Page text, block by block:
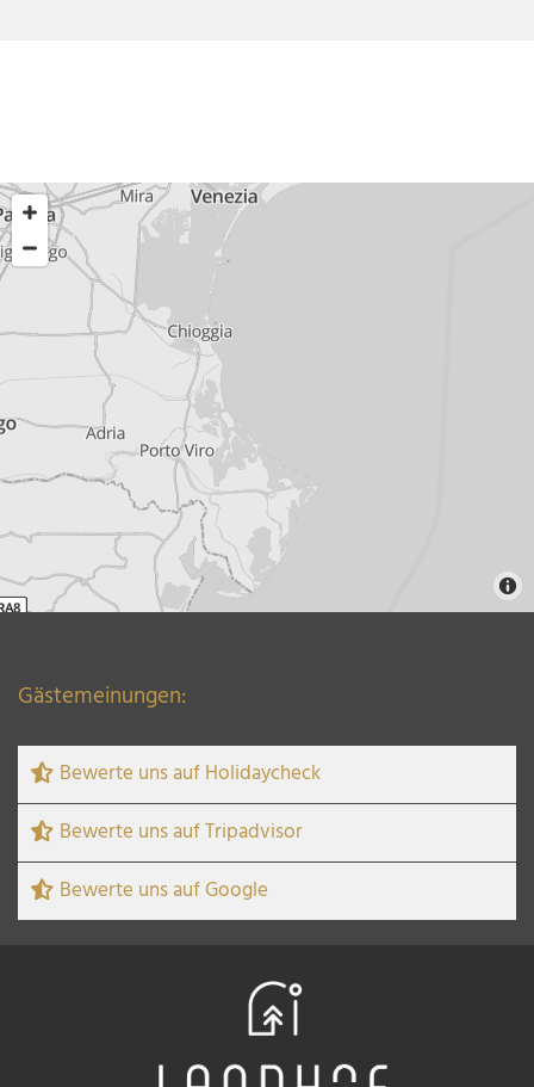
Gästemeinungen:
Bewerte uns auf Holidaycheck
Bewerte uns auf Tripadvisor
Bewerte uns auf Google